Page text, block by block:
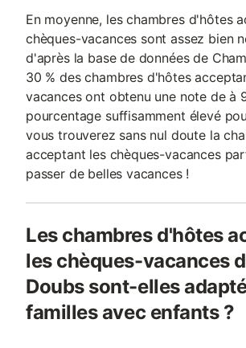
En moyenne, les chambres d'hôtes
chèques-vacances sont assez bien
d'après la base de données de
30 % des chambres d'hôtes
vacances ont obtenu une note de à
pourcentage suffisamment élevé
vous trouverez sans nul doute la
acceptant les chèques-vacances
passer de belles vacances !
Les chambres d'hôtes
les chèques-vacances
Doubs sont-elles
familles avec enfants ?